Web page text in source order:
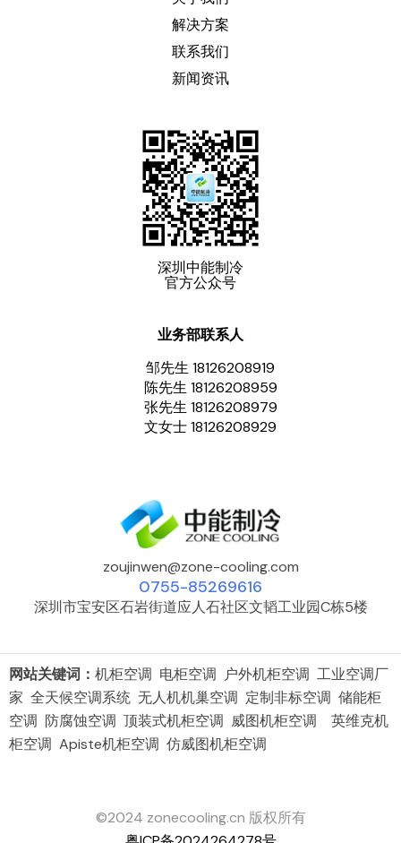
解决方案
联系我们
新闻资讯
深圳中能制冷
官方公众号
业务部联系人
邹先生 18126208919
陈先生 18126208959
张先生 18126208979
文女士 18126208929
zoujinwen@zone-cooling.com
0755-85269616
深圳市宝安区石岩街道应人石社区文韬工业园C栋5楼
网站关键词： 机柜空调 电柜空调 户外机柜空调 工业空调厂
家 全天候空调系统 无人机机巢空调 定制非标空调 储能柜
空调 防腐蚀空调 顶装式机柜空调 威图机柜空调 英维克机
柜空调 Apiste机柜空调 仿威图机柜空调
©2024 zonecooling.cn 版权所有